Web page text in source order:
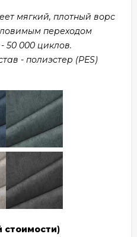
мягкий, плотный ворс
переходом
50 000 циклов.
- полиэстер (PES)
стоимости)